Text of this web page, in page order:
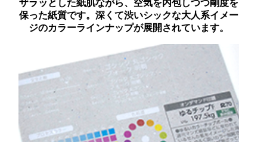
ザラッとした紙肌ながら、空気を内包しつつ剛度を
保った紙質です。深くて渋いシックな大人系イメー
ジのカラーラインナップが展開されています。